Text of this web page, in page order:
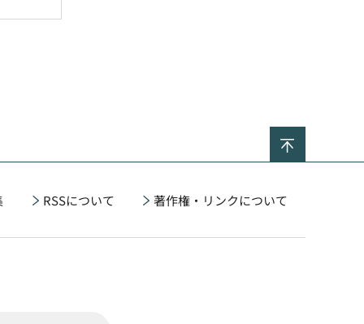
RSSについて 著作権・リンクについて